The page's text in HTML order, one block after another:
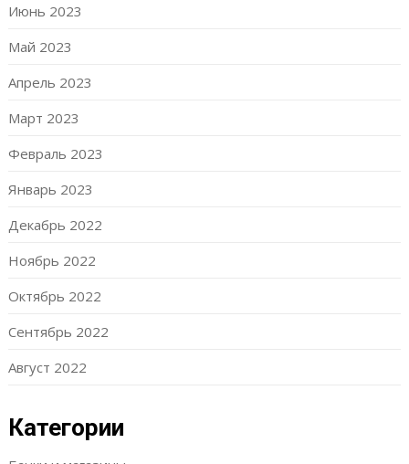
Июнь 2023
Май 2023
Апрель 2023
Март 2023
Февраль 2023
Январь 2023
Декабрь 2022
Ноябрь 2022
Октябрь 2022
Сентябрь 2022
Август 2022
Категории